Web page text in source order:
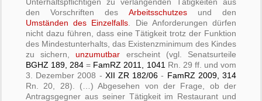
Unterhaltspflichtigen zu verlangenden Tätigkeiten aus
den Vorschriften des Arbeitsschutzesund den
Umständen des Einzelfalls. Die Anforderungen dürfen
nicht dazu führen, dass eine Tätigkeit trotz der Funktion
des Mindestunterhalts, das Existenzminimum des Kindes
zu sichern,unzumutbar erscheint (vgl. Senatsurteile
BGHZ 189, 284 = FamRZ 2011, 1041Rn. 29 ff. und vom
3. Dezember 2008 - XII ZR 182/06 - FamRZ 2009, 314
Rn. 20, 28). (…) Abgesehen von der Frage, ob der
Antragsgegner aus seiner Tätigkeit im Restaurant und